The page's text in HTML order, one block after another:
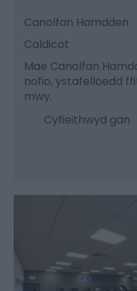
Canolfan Hamdden
Caldicot
Mae Canolfan
nofio, ystafelloedd
mwy.
Cyfieithwyd gan